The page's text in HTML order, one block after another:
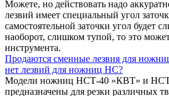
Можете, но действовать надо
лезвий имеет специальный угол
самостоятельной заточки угол будет
наоборот, слишком тупой, то это
инструмента.
Продаются сменные лезвия для
нет лезвий для ножниц НС?
Модели ножниц НСТ-40 «КВТ» и
предназначены для резки различных